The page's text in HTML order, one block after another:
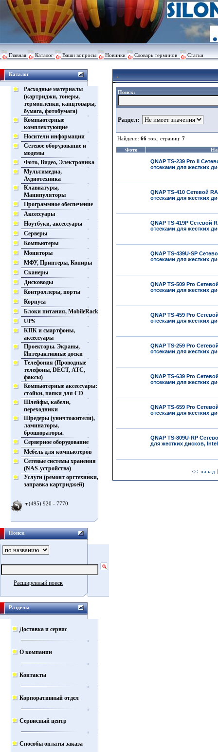
Главная Каталог Ваши вопросы Новинки Словарь терминов Статьи
Каталог
Расходные материалы
(картриджи, тонеры,
термопленки, канцтовары,
бумага, фотобумага)
Компьютерные
комплектующие
Носители информации
Сетевое оборудование и
модемы
Фото, Видео, Электроника
Мультимедиа,
Аудиотехника
Клавиатуры,
Манипуляторы
Программное обеспечение
Аксессуары
Ноутбуки, аксессуары
Серверы
Компьютеры
Мониторы
МФУ, Принтеры, Копиры
Сканеры
Дисководы
Контроллеры, порты
Корпуса
Блоки питания, MobileRack
UPS
КПК и смартфоны,
аксессуары
Проекторы. Экраны,
Интерактивные доски
Телефония (Проводные
телефоны, DECT, АТС,
факсы)
Компьютерные аксессуары:
стойки, папки для CD
Шлейфы, кабели,
переходники
Шредеры (уничтожители),
ламинаторы,
брошюраторы.
Серверное оборудование
Мебель для компьютеров
Сетевые системы хранения
(NAS-устройства)
Услуги (ремонт оргтехники,
заправка картриджей)
т.(495) 920 - 7770
Поиск
Расширенный поиск
Разделы
Доставка и сервис
О компании
Контакты
Корпоративный отдел
Сервисный центр
Способы оплаты заказа
Поиск:
Раздел:
Найдено: 66тов., страниц: 7
Фото
QNAP TS-239 Pro II
отсеками для жестких
QNAP TS-410 Сетевой
отсеками для жестких
QNAP TS-419P Сетевой
отсеками для жестких
QNAP TS-439U-SP
отсеками для жестких
QNAP TS-509 Pro
отсеками для жестких
QNAP TS-459 Pro
отсеками для жестких
QNAP TS-259 Pro
отсеками для жестких
QNAP TS-639 Pro
отсеками для жестких
QNAP TS-659 Pro
отсеками для жестких
QNAP TS-809U-RP
для жестких дисков,
<< назад